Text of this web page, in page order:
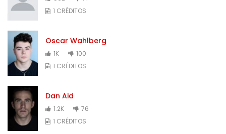
1 CRÉDITOS
Oscar Wahlberg
1K
100
1 CRÉDITOS
Dan Aid
1.2K
76
1 CRÉDITOS